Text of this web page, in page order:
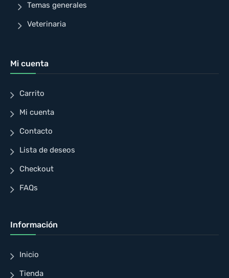
Temas generales
Veterinaria
Mi cuenta
Carrito
Mi cuenta
Contacto
Lista de deseos
Checkout
FAQs
Información
Inicio
Tienda